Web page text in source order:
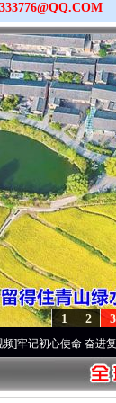
3
2
1
使命 奋进复兴征程丨